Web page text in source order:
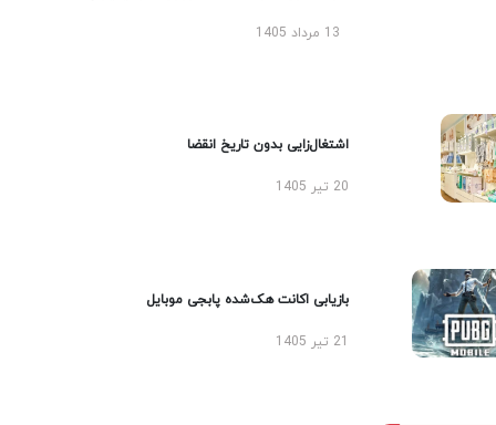
13 مرداد 1405
اشتغال‌زایی بدون تاریخ انقضا
20 تیر 1405
بازیابی اکانت هک‌شده پابجی موبایل